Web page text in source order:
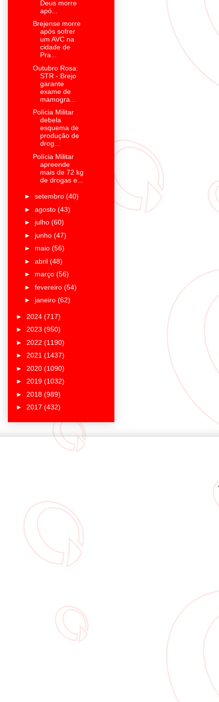
Deus morre
apó...
Brejense morre
após sofrer
um AVC na
cidade de
Pra...
Outubro Rosa:
STR - Brejo
garante
exame de
mamogra...
Polícia Militar
debela
esquema de
produção de
drog...
Polícia Militar
apreende
mais de 72 kg
de drogas e...
► setembro (40)
► agosto (43)
► julho (60)
► junho (47)
► maio (56)
► abril (48)
► março (56)
► fevereiro (54)
► janeiro (62)
► 2024 (717)
► 2023 (950)
► 2022 (1190)
► 2021 (1437)
► 2020 (1090)
► 2019 (1032)
► 2018 (989)
► 2017 (432)